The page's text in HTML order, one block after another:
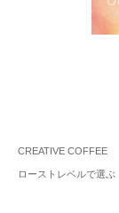
CREATIVE COFFEE
ローストレベルで選ぶ